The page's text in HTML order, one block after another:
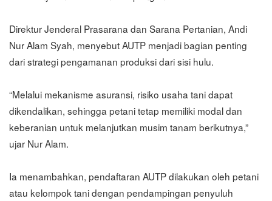
Direktur Jenderal Prasarana dan Sarana Pertanian, Andi
Nur Alam Syah, menyebut AUTP menjadi bagian penting
dari strategi pengamanan produksi dari sisi hulu.
“Melalui mekanisme asuransi, risiko usaha tani dapat
dikendalikan, sehingga petani tetap memiliki modal dan
keberanian untuk melanjutkan musim tanam berikutnya,”
ujar Nur Alam.
Ia menambahkan, pendaftaran AUTP dilakukan oleh petani
atau kelompok tani dengan pendampingan penyuluh